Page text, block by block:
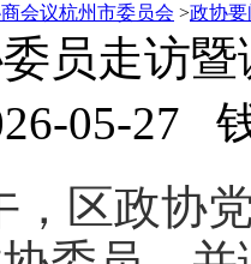
会议杭州市委员会 >政协要
员走访
05-27
，区政协